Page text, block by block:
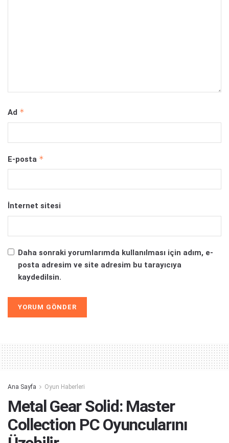
Ad *
E-posta *
İnternet sitesi
Daha sonraki yorumlarımda kullanılması için adım, e-
posta adresim ve site adresim bu tarayıcıya
kaydedilsin.
Ana Sayfa Oyun Haberleri
Metal Gear Solid: Master
Collection PC Oyuncularını